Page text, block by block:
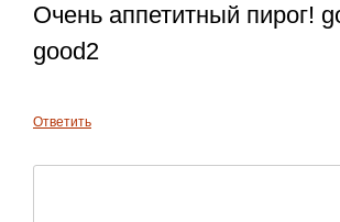
Очень аппетитный пирог!
good2
Ответить